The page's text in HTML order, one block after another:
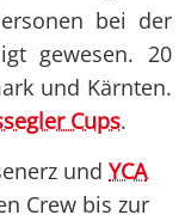
bei der
gewesen. 20
und Kärnten.
Cups.
undYCA
Crew bis zur